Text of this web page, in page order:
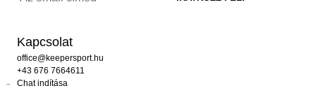
Kapcsolat
office@keepersport.hu
+43 676 7664611
Chat indítása